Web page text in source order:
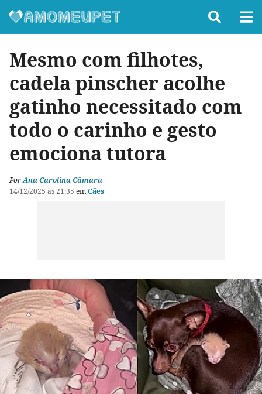
Mesmo com filhotes,
cadela pinscher acolhe
gatinho necessitado com
todo o carinho e gesto
emociona tutora
PorAna Carolina Câmara
14/12/2025 às 21:35 emCães